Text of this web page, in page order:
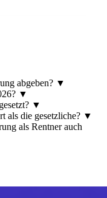
abgeben? ▼
▼
▼
als die gesetzliche? ▼
als Rentner auch